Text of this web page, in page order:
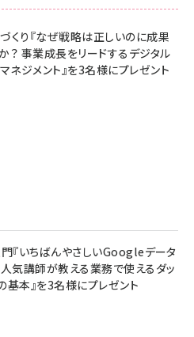
くり『なぜ戦略は正しいのに成果
？ 事業成長をリードするデジタル
ネジメント』を3名様にプレゼント
『いちばんやさしいGoogleデータ
気講師が教える業務で使えるダッ
基本』を3名様にプレゼント